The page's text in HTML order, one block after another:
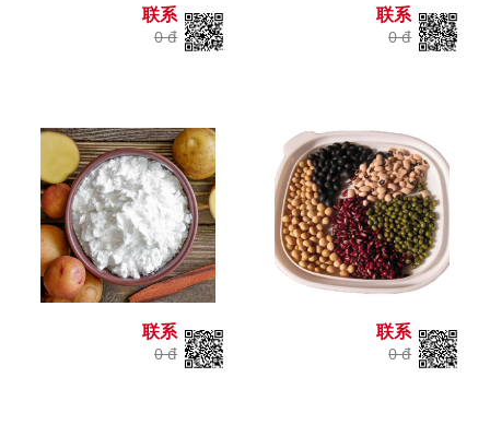
联系
0 đ
联系
0 đ
联系
0 đ
联系
0 đ